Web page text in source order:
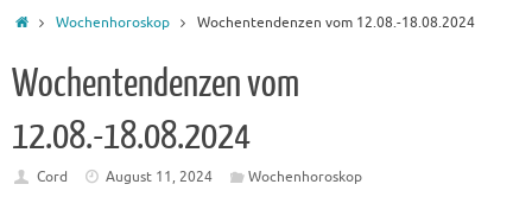
StartWochenhoroskop Wochentendenzen vom 12.08.-18.08.2024
Wochentendenzen vom
12.08.-18.08.2024
Cord August 11, 2024 Wochenhoroskop